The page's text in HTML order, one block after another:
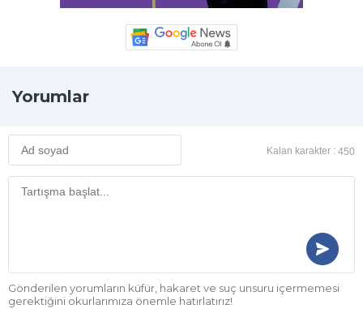
Yorumlar
Kalan karakter : 450
Gönderilen yorumların küfür, hakaret ve suç unsuru içermemesi
gerektiğini okurlarımıza önemle hatırlatırız!